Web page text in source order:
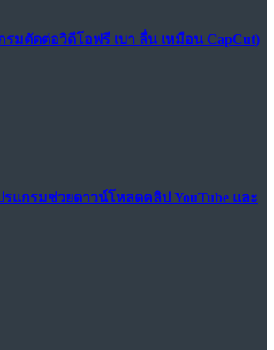
รมตัดต่อวิดีโอฟรี เบา ลื่น เหมือน CapCut)
รแกรมช่วยดาวน์โหลดคลิป YouTube และ